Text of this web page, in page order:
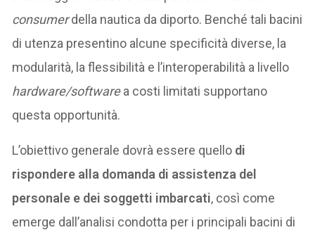
consumerdella nautica da diporto. Benché tali bacini
di utenza presentino alcune specificità diverse, la
modularità, la flessibilità e l’interoperabilità a livello
hardware/softwarea costi limitati supportano
questa opportunità.
L’obiettivo generale dovrà essere quello di
rispondere alla domanda di assistenza del
personale e dei soggetti imbarcati, così come
emerge dall’analisi condotta per i principali bacini di